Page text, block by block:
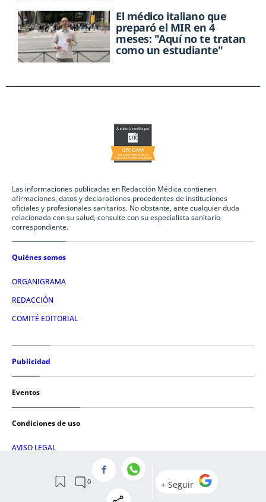
El médico italiano que
preparó el MIR en 4
meses: "Aquí no te tratan
como un estudiante"
Las informaciones publicadas en Redacción Médica contienen
afirmaciones, datos y declaraciones procedentes de instituciones
oficiales y profesionales sanitarios. No obstante, ante cualquier duda
relacionada con su salud, consulte con su especialista sanitario
correspondiente.
Quiénes somos
ORGANIGRAMA
REDACCIÓN
COMITÉ EDITORIAL
Publicidad
Eventos
Condiciones de uso
AVISO LEGAL
POLÍTICA DE COOKIES